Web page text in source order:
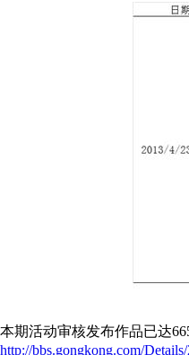
本期活动审核发布作品已达
http://bbs.gongkong.com/